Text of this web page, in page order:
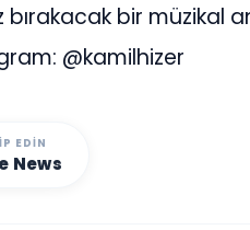
bırakacak bir müzikal
@kamilhizer
EDIN
News